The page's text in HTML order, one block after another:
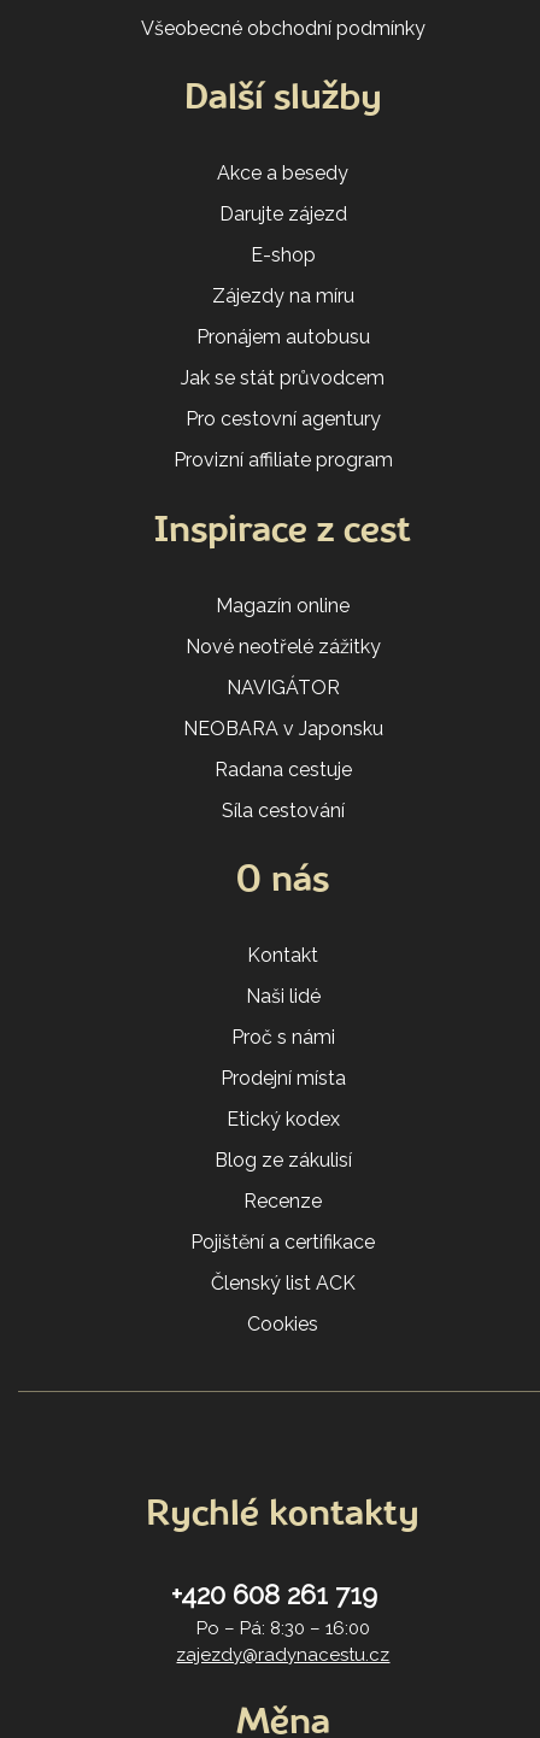
Všeobecné obchodní podmínky
Další služby
Akce a besedy
Darujte zájezd
E-shop
Zájezdy na míru
Pronájem autobusu
Jak se stát průvodcem
Pro cestovní agentury
Provizní affiliate program
Inspirace z cest
Magazín online
Nové neotřelé zážitky
NAVIGÁTOR
NEOBARA v Japonsku
Radana cestuje
Síla cestování
O nás
Kontakt
Naši lidé
Proč s námi
Prodejní místa
Etický kodex
Blog ze zákulisí
Recenze
Pojištění a certifikace
Členský list ACK
Cookies
Rychlé kontakty
+420 608 261 719
Po – Pá: 8:30 – 16:00
zajezdy@radynacestu.cz
Měna